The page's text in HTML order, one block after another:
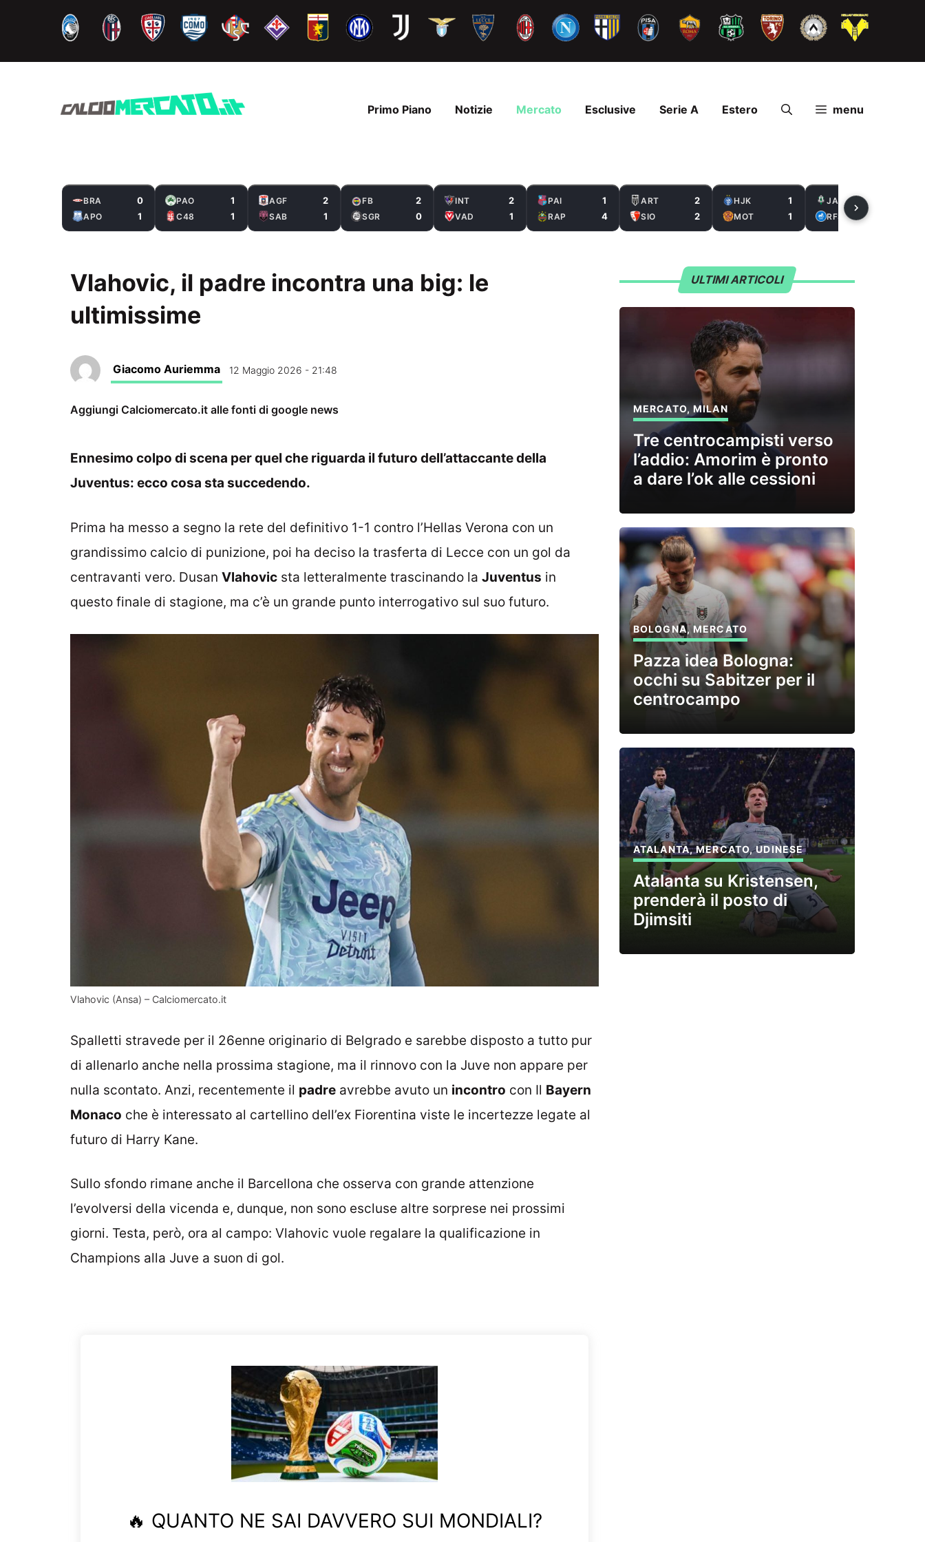
contenuto
Primo Piano Notizie Mercato Esclusive Serie A Estero menu
BRA 0
APO 1
PAO 1
C48 1
AGF 2
SAB 1
FB 2
SGR 0
INT 2
VAD 1
PAI 1
RAP 4
ART 2
SIO 2
HJK 1
MOT 1
JAB
RFS
Vlahovic, il padre incontra una big: le
ultimissime
Giacomo Auriemma 12 Maggio 2026 - 21:48
Aggiungi Calciomercato.it alle fonti di google news
Ennesimo colpo di scena per quel che riguarda il futuro dell’attaccante della
Juventus: ecco cosa sta succedendo.
Prima ha messo a segno la rete del definitivo 1-1 contro l’Hellas Verona con un
grandissimo calcio di punizione, poi ha deciso la trasferta di Lecce con un gol da
centravanti vero. Dusan Vlahovic sta letteralmente trascinando la Juventus in
questo finale di stagione, ma c’è un grande punto interrogativo sul suo futuro.
Vlahovic (Ansa) – Calciomercato.it
Spalletti stravede per il 26enne originario di Belgrado e sarebbe disposto a tutto pur
di allenarlo anche nella prossima stagione, ma il rinnovo con la Juve non appare per
nulla scontato. Anzi, recentemente il padre avrebbe avuto un incontro con Il Bayern
Monaco che è interessato al cartellino dell’ex Fiorentina viste le incertezze legate al
futuro di Harry Kane.
Sullo sfondo rimane anche il Barcellona che osserva con grande attenzione
l’evolversi della vicenda e, dunque, non sono escluse altre sorprese nei prossimi
giorni. Testa, però, ora al campo: Vlahovic vuole regalare la qualificazione in
Champions alla Juve a suon di gol.
🔥 QUANTO NE SAI DAVVERO SUI MONDIALI?
ULTIMI ARTICOLI
MERCATO,MILAN
Tre centrocampisti verso
l’addio: Amorim è pronto
a dare l’ok alle cessioni
BOLOGNA,MERCATO
Pazza idea Bologna:
occhi su Sabitzer per il
centrocampo
ATALANTA,MERCATO,UDINESE
Atalanta su Kristensen,
prenderà il posto di
Djimsiti